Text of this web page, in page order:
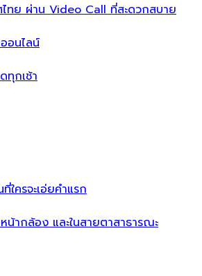
ทย ผ่าน Video Call ที่สะดวกสบาย
อนไลน์
ทุกเช้า
ครจะเอ่ยคำแรก
ากล้อง และในสายตาสาธารณะ